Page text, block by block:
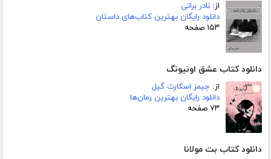
از: نادر براتی
دانلود رایگان بهترین کتاب‌های داستان
۱۵۳ صفحه
دانلود کتاب عشق اونیونگ
از: جیمز اسکارث گیل
دانلود رایگان بهترین رمان‌ها
۷۳ صفحه
دانلود کتاب بت مولانا